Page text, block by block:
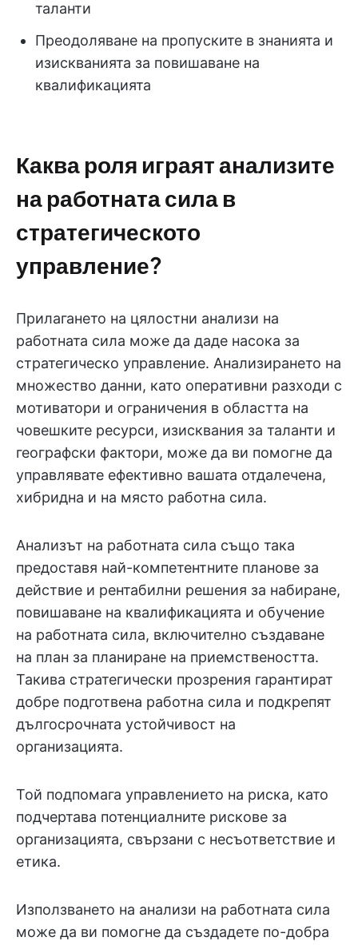
таланти
Преодоляване на пропуските в знанията и
изискванията за повишаване на
квалификацията
Каква роля играят анализите
на работната сила в
стратегическото
управление?
Прилагането на цялостни анализи на
работната сила може да даде насока за
стратегическо управление. Анализирането на
множество данни, като оперативни разходи с
мотиватори и ограничения в областта на
човешките ресурси, изисквания за таланти и
географски фактори, може да ви помогне да
управлявате ефективно вашата отдалечена,
хибридна и на място работна сила.
Анализът на работната сила също така
предоставя най-компетентните планове за
действие и рентабилни решения за набиране,
повишаване на квалификацията и обучение
на работната сила, включително създаване
на план за планиране на приемствеността.
Такива стратегически прозрения гарантират
добре подготвена работна сила и подкрепят
дългосрочната устойчивост на
организацията.
Той подпомага управлението на риска, като
подчертава потенциалните рискове за
организацията, свързани с несъответствие и
етика.
Използването на анализи на работната сила
може да ви помогне да създадете по-добра